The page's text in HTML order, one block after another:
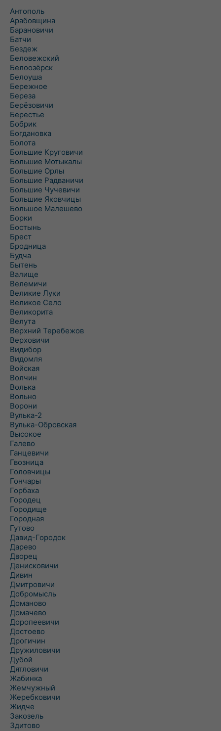
Антополь
Арабовщина
Барановичи
Батчи
Бездеж
Беловежский
Белоозёрск
Белоуша
Бережное
Береза
Берёзовичи
Берестье
Бобрик
Богдановка
Болота
Большие Круговичи
Большие Мотыкалы
Большие Орлы
Большие Радваничи
Большие Чучевичи
Большие Яковчицы
Большое Малешево
Борки
Бостынь
Брест
Бродница
Будча
Бытень
Валище
Велемичи
Великие Луки
Великое Село
Великорита
Велута
Верхний Теребежов
Верховичи
Видибор
Видомля
Войская
Волчин
Волька
Вольно
Ворони
Вулька-2
Вулька-Обровская
Высокое
Галево
Ганцевичи
Гвозница
Головчицы
Гончары
Горбаха
Городец
Городище
Городная
Гутово
Давид-Городок
Дарево
Дворец
Денисковичи
Дивин
Дмитровичи
Добромысль
Доманово
Домачево
Доропеевичи
Достоево
Дрогичин
Дружиловичи
Дубой
Дятловичи
Жабинка
Жемчужный
Жеребковичи
Жидче
Закозель
Здитово